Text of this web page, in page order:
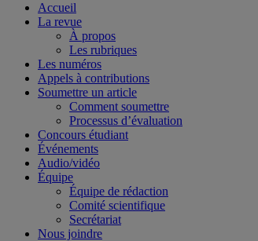
Accueil
La revue
À propos
Les rubriques
Les numéros
Appels à contributions
Soumettre un article
Comment soumettre
Processus d’évaluation
Concours étudiant
Événements
Audio/vidéo
Équipe
Équipe de rédaction
Comité scientifique
Secrétariat
Nous joindre